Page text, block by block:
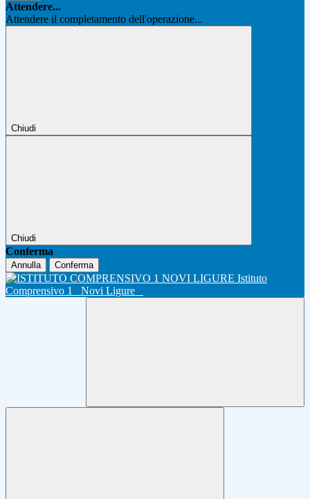
Attendere...
Attendere il completamento dell'operazione...
Chiudi
Chiudi
Conferma
Annulla Conferma
Istituto
Comprensivo 1
Novi Ligure